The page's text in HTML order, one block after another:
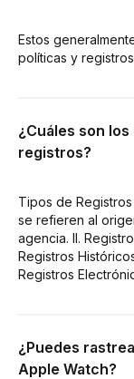
Estos
políticas y
¿Cuáles son
registros?
Tipos de
se refieren al
agencia. II.
Registros
Registros
¿Puedes
Apple Watch?